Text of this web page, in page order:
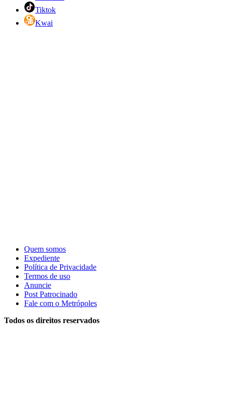
Tiktok
Kwai
Quem somos
Expediente
Política de Privacidade
Termos de uso
Anuncie
Post Patrocinado
Fale com o Metrópoles
Todos os direitos reservados